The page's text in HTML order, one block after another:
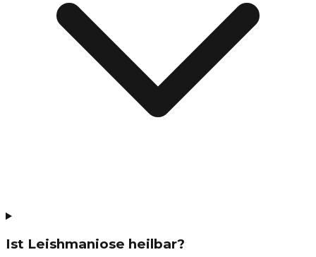
Ist Leishmaniose heilbar?